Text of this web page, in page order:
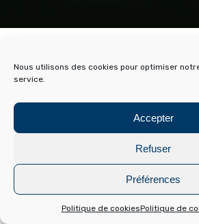
Nous utilisons des cookies pour optimiser
service.
Accepter
Refuser
Préférences
Politique de cookiesPolitique de